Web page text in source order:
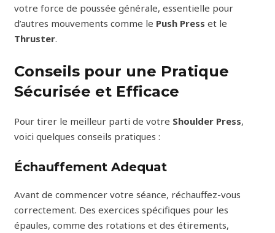
votre force de poussée générale, essentielle pour
d’autres mouvements comme le Push Press et le
Thruster.
Conseils pour une Pratique
Sécurisée et Efficace
Pour tirer le meilleur parti de votre Shoulder Press,
voici quelques conseils pratiques :
Échauffement Adequat
Avant de commencer votre séance, réchauffez-vous
correctement. Des exercices spécifiques pour les
épaules, comme des rotations et des étirements,